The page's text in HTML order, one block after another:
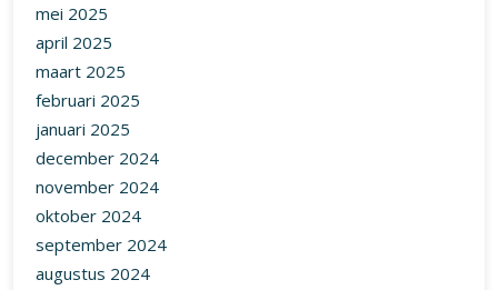
mei 2025
april 2025
maart 2025
februari 2025
januari 2025
december 2024
november 2024
oktober 2024
september 2024
augustus 2024